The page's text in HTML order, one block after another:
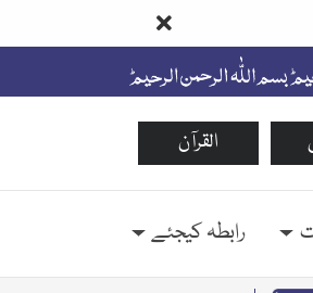
القرآن
رابطہ کیجئے